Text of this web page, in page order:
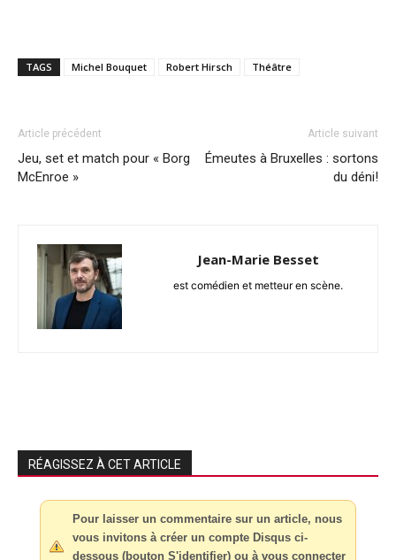
TAGS Michel Bouquet Robert Hirsch Théâtre
Article précédent
Jeu, set et match pour « Borg
McEnroe »
Article suivant
Émeutes à Bruxelles : sortons
du déni!
Jean-Marie Besset
est comédien et metteur en scène.
RÉAGISSEZ À CET ARTICLE
Pour laisser un commentaire sur un article, nous
vous invitons à créer un compte Disqus ci-
dessous (bouton S'identifier) ou à vous connecter